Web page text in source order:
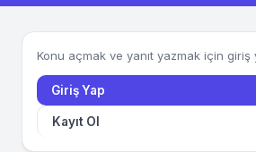
Konu açmak ve yanıt yazmak için giriş
Giriş Yap
Kayıt Ol